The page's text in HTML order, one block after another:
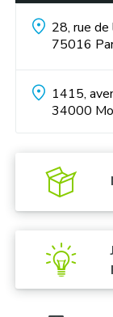
Challenges
Croisière en
XIX siècle,
Promenade
accueillait le
28, rue
75016
1415,
34000